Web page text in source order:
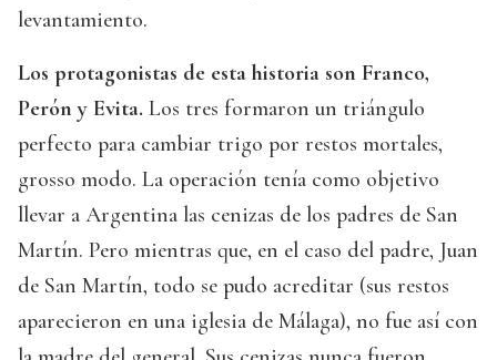
levantamiento.
Los protagonistas de esta historia son Franco,
Perón y Evita. Los tres formaron un triángulo
perfecto para cambiar trigo por restos mortales,
grosso modo. La operación tenía como objetivo
llevar a Argentina las cenizas de los padres de San
Martín. Pero mientras que, en el caso del padre, Juan
de San Martín, todo se pudo acreditar (sus restos
aparecieron en una iglesia de Málaga), no fue así con